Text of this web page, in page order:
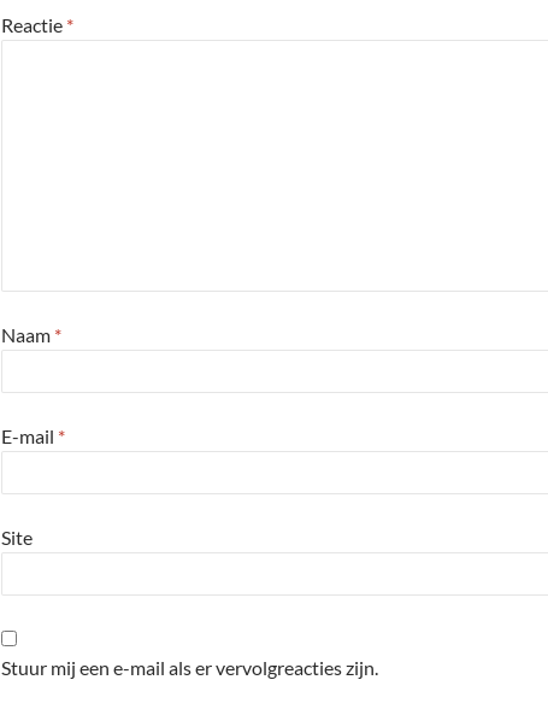
Reactie *
Naam *
E-mail *
Site
Stuur mij een e-mail als er vervolgreacties zijn.